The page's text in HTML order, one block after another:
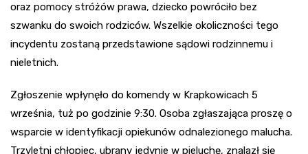
oraz pomocy stróżów prawa, dziecko powróciło bez
szwanku do swoich rodziców. Wszelkie okoliczności tego
incydentu zostaną przedstawione sądowi rodzinnemu i
nieletnich.
Zgłoszenie wpłynęło do komendy w Krapkowicach 5
września, tuż po godzinie 9:30. Osoba zgłaszająca proszę o
wsparcie w identyfikacji opiekunów odnalezionego malucha.
Trzyletni chłopiec, ubrany jedynie w pieluchę, znalazł się